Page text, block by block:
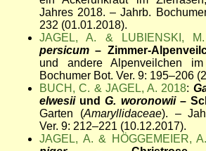
Jahres 2018. – Jahrb.
232 (01.01.2018).
JAGEL, A. & LUBIENSKI,
persicum– Zimmer-
und andere Alpenveilchen
Bochumer Bot. Ver. 9: 195–206
BUCH, C. & JAGEL, A. 2018:
elwesii undG. woronowii –
Garten (Amaryllidaceae). –
Ver. 9: 212–221 (10.12.2017).
JAGEL, A. & HÖGGEMEIER,